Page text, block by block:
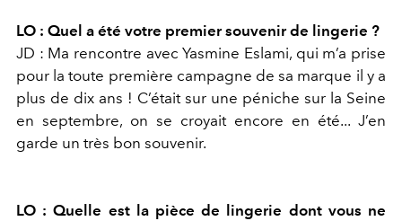
LO : Quel a été votre premier souvenir de lingerie ?
JD : Ma rencontre avec Yasmine Eslami, qui m’a prise
pour la toute première campagne de sa marque il y a
plus de dix ans ! C’était sur une péniche sur la Seine
en septembre, on se croyait encore en été... J’en
garde un très bon souvenir.
LO : Quelle est la pièce de lingerie dont vous ne